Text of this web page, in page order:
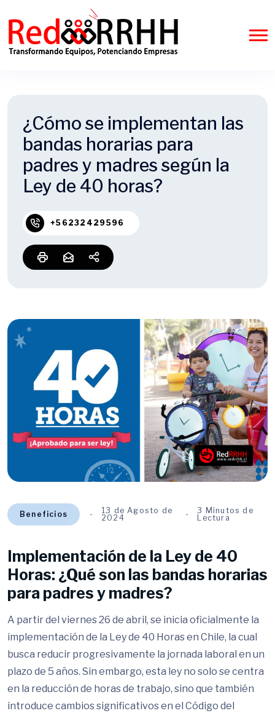
¿Cómo se implementan las
bandas horarias para
padres y madres según la
Ley de 40 horas?
+56232429596
Beneficios
13 de Agosto de
2024
3 Minutos de
Lectura
Implementación de la Ley de 40
Horas: ¿Qué son las bandas horarias
para padres y madres?
A partir del viernes 26 de abril, se inicia oficialmente la
implementación de la Ley de 40 Horas en Chile, la cual
busca reducir progresivamente la jornada laboral en un
plazo de 5 años. Sin embargo, esta ley no solo se centra
en la reducción de horas de trabajo, sino que también
introduce cambios significativos en el Código del